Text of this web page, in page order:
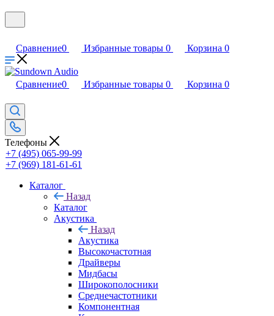
Сравнение0 Избранные товары 0 Корзина 0
Сравнение0 Избранные товары 0 Корзина 0
Телефоны
+7 (495) 065-99-99
+7 (969) 181-61-61
Каталог
Назад
Каталог
Акустика
Назад
Акустика
Высокочастотная
Драйверы
Мидбасы
Широкополосники
Среднечастотники
Компонентная